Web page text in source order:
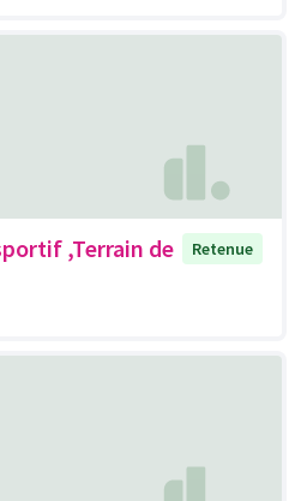
,Terrain de
Retenue